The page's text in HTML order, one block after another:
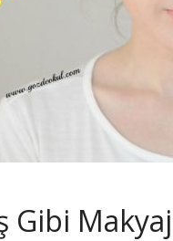
Gibi